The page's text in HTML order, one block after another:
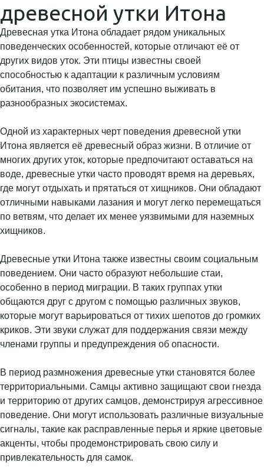
древесной утки Итона
Древесная утка Итона обладает рядом уникальных
поведенческих особенностей, которые отличают её от
других видов уток. Эти птицы известны своей
способностью к адаптации к различным условиям
обитания, что позволяет им успешно выживать в
разнообразных экосистемах.
Одной из характерных черт поведения древесной утки
Итона является её древесный образ жизни. В отличие от
многих других уток, которые предпочитают оставаться на
воде, древесные утки часто проводят время на деревьях,
где могут отдыхать и прятаться от хищников. Они обладают
отличными навыками лазания и могут легко перемещаться
по ветвям, что делает их менее уязвимыми для наземных
хищников.
Древесные утки Итона также известны своим социальным
поведением. Они часто образуют небольшие стаи,
особенно в период миграции. В таких группах утки
общаются друг с другом с помощью различных звуков,
которые могут варьироваться от тихих шепотов до громких
криков. Эти звуки служат для поддержания связи между
членами группы и предупреждения об опасности.
В период размножения древесные утки становятся более
территориальными. Самцы активно защищают свои гнезда
и территорию от других самцов, демонстрируя агрессивное
поведение. Они могут использовать различные визуальные
сигналы, такие как расправленные перья и яркие цветовые
акценты, чтобы продемонстрировать свою силу и
привлекательность для самок.